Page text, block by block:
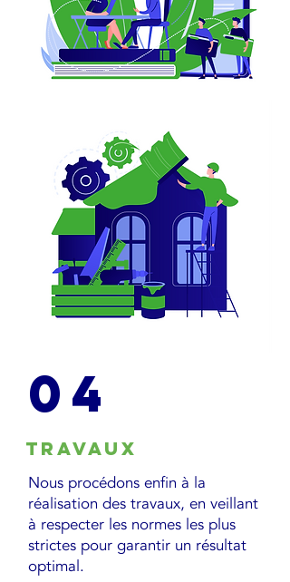
04
Travaux
Nous procédons enfin à la
réalisation des travaux, en veillant
à respecter les normes les plus
strictes pour garantir un résultat
optimal.